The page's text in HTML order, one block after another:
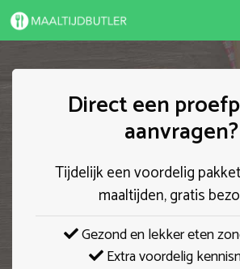
Spring
naar
Direct een
aanvragen?
Tijdelijk een voordelig
maaltijden, gratis
Gezond en lekker eten
Extra voordelig